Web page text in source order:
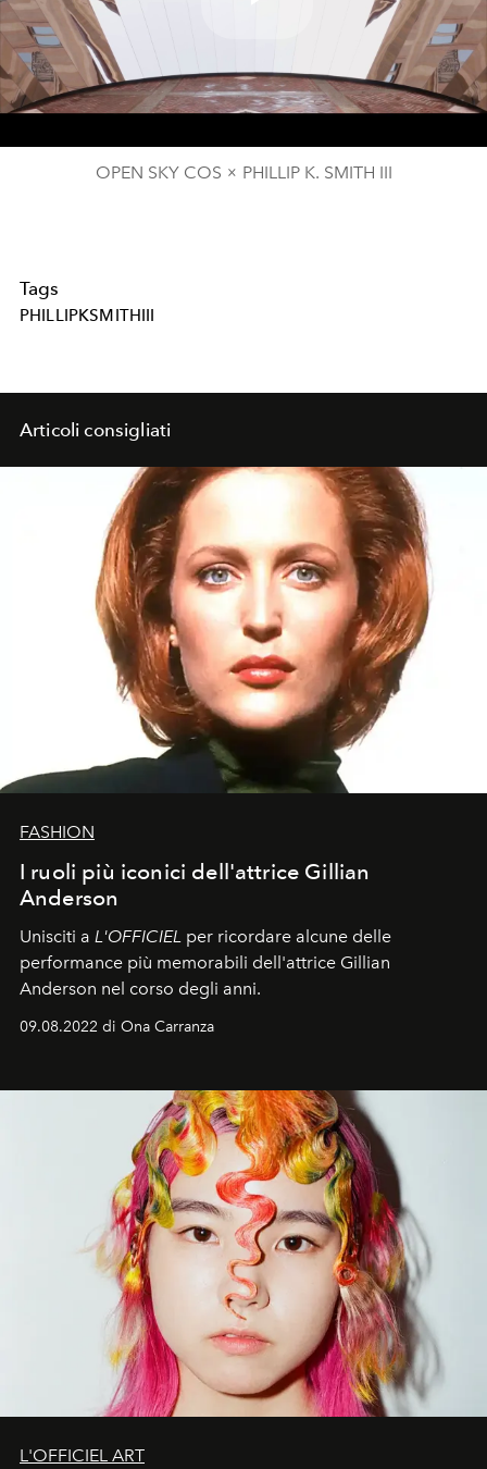
Video
OPEN SKY COS × PHILLIP K. SMITH III
Tags
PHILLIPKSMITHIII
Articoli consigliati
FASHION
I ruoli più iconici dell'attrice Gillian
Anderson
Unisciti a L'OFFICIEL per ricordare alcune delle
performance più memorabili dell'attrice Gillian
Anderson nel corso degli anni.
09.08.2022 di Ona Carranza
L'OFFICIEL ART